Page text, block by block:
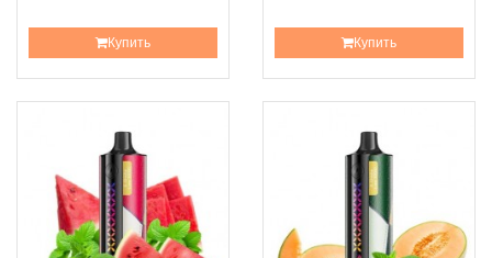
Купить Купить